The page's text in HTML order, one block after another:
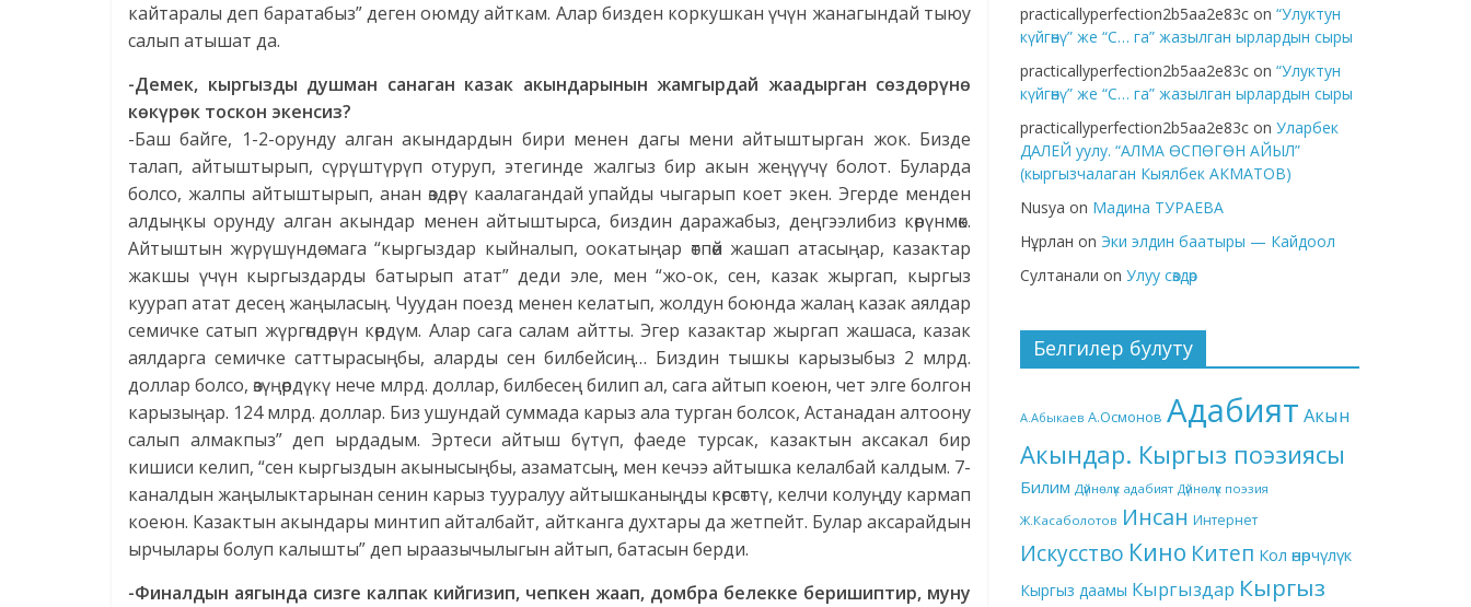
кайтаралы деп баратабыз” деген оюмду айткам. Алар бизден коркушкан үчүн жанагындай тыюу
салып атышат да.
-Демек, кыргызды душман санаган казак акындарынын жамгырдай жаадырган сөздөрүнө
көкүрөк тоскон экенсиз?
-Баш байге, 1-2-орунду алган акындардын бири менен дагы мени айтыштырган жок. Бизде
талап, айтыштырып, сүрүштүрүп отуруп, этегинде жалгыз бир акын жеңүүчү болот. Буларда
болсо, жалпы айтыштырып, анан өздөрү каалагандай упайды чыгарып коет экен. Эгерде менден
алдыңкы орунду алган акындар менен айтыштырса, биздин даражабыз, деңгээлибиз көрүнмөк.
Айтыштын жүрүшүндө мага “кыргыздар кыйналып, оокатыңар өтпөй жашап атасыңар, казактар
жакшы үчүн кыргыздарды батырып атат” деди эле, мен “жо-ок, сен, казак жыргап, кыргыз
куурап атат десең жаңыласың. Чуудан поезд менен келатып, жолдун боюнда жалаң казак аялдар
семичке сатып жүргөндөрүн көрдүм. Алар сага салам айтты. Эгер казактар жыргап жашаса, казак
аялдарга семичке саттырасыңбы, аларды сен билбейсиң… Биздин тышкы карызыбыз 2 млрд.
доллар болсо, өзүңөрдүкү нече млрд. доллар, билбесең билип ал, сага айтып коеюн, чет элге болгон
карызыңар. 124 млрд. доллар. Биз ушундай суммада карыз ала турган болсок, Астанадан алтоону
салып алмакпыз” деп ырдадым. Эртеси айтыш бүтүп, фаеде турсак, казактын аксакал бир
кишиси келип, “сен кыргыздын акынысыңбы, азаматсың, мен кечээ айтышка келалбай калдым. 7-
каналдын жаңылыктарынан сенин карыз тууралуу айтышканыңды көрсөттү, келчи колуңду кармап
коеюн. Казактын акындары минтип айталбайт, айтканга духтары да жетпейт. Булар аксарайдын
ырчылары болуп калышты” деп ыраазычылыгын айтып, батасын берди.
-Финалдын аягында сизге калпак кийгизип, чепкен жаап, домбра белекке беришиптир, муну
practicallyperfection2b5aa2e83c on “Улуктун
күйгөнү” же “С… га” жазылган ырлардын сыры
practicallyperfection2b5aa2e83c on “Улуктун
күйгөнү” же “С… га” жазылган ырлардын сыры
practicallyperfection2b5aa2e83c on Уларбек
ДАЛЕЙ уулу. “АЛМА ӨСПӨГӨН АЙЫЛ”
(кыргызчалаган Кыялбек АКМАТОВ)
Nusya on Мадина ТУРАЕВА
Нұрлан on Эки элдин баатыры — Кайдоол
Султанали on Улуу сөздөр
Белгилер булуту
А.Абыкаев А.Осмонов Адабият Акын
Акындар. Кыргыз поэзиясы
Билим Дүйнөлүк адабият Дүйнөлүк поэзия
Ж.Касаболотов Инсан Интернет
Искусство Кино Китеп Кол өнөрчүлүк
Кыргыз даамы Кыргыздар Кыргыз